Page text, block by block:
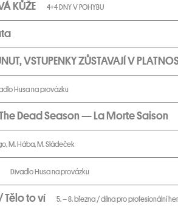
KŮŽE 4+4 DNY V POHYBU
VSTUPENKY ZŮSTAVAJÍ V
Husa na provázku
Dead Season — La Morte Saison
M. Hába, M. Sládeček
Divadlo Husa na provázku
Tělo to ví 5. – 8. března / dílna pro profesionální